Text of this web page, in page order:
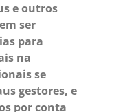
e outros
ser
para
na
se
gestores, e
por conta